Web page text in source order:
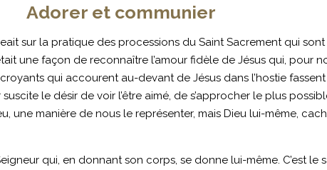
Adorer et communier
sur la pratique des processions du Saint Sacrement qui
une façon de reconnaître l’amour fidèle de Jésus qui, pour
qui accourent au-devant de Jésus dans l’hostie
le désir de voir l’être aimé, de s’approcher le plus
une manière de nous le représenter, mais Dieu lui-même,
qui, en donnant son corps, se donne lui-même. C’est le